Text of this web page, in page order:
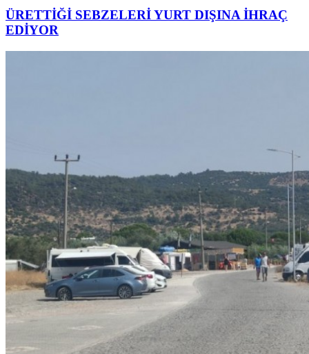
ÜRETTİĞİ SEBZELERİ YURT DIŞINA İHRAÇ
EDİYOR